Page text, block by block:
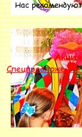
#аниматоры на новый год киев #аниматор
рождения #праздник букваря #заказать
киев #организация детских праздников
аниматоры киев #стоимость клоуна
корпоративных мероприятий
#детские аниматоры киев #аниматор +в
#аниматоры +на день рождения #день
#аниматоры клоуны #услуги аниматора
миньоны #заказ аниматора #аниматоры
киев цена #аниматоры +на детский
киев #аниматоры +на детский день
год 2018 где #новый год 2020 недорого
#как отдыхаем +на новый год 2017 #новый
нового года 2018 +в киеве #новый год +в
#новый год +с детьми #дедом +для детей
купить #заказать деда мороза +и
мороз +и снегурочка +для детей
мороз снегурочка +и елка #поздравление
купить дешево #дед мороз +и снегурочка
детей #дед мороз +и снегурочка +на
#праздник #вызов деда мороза +и
киев детский праздник заказать клоуна
деда мороза киев #заказ деда мороза киев
#подарки +своими руками #идеи +для
Аниматоры киев детский праздник
#день аниматора #вызов аниматора
ltncrbt fybvfnjhs rbtd, ltncrbt ghfplybrb rbtd
Нас
Спецпредложение